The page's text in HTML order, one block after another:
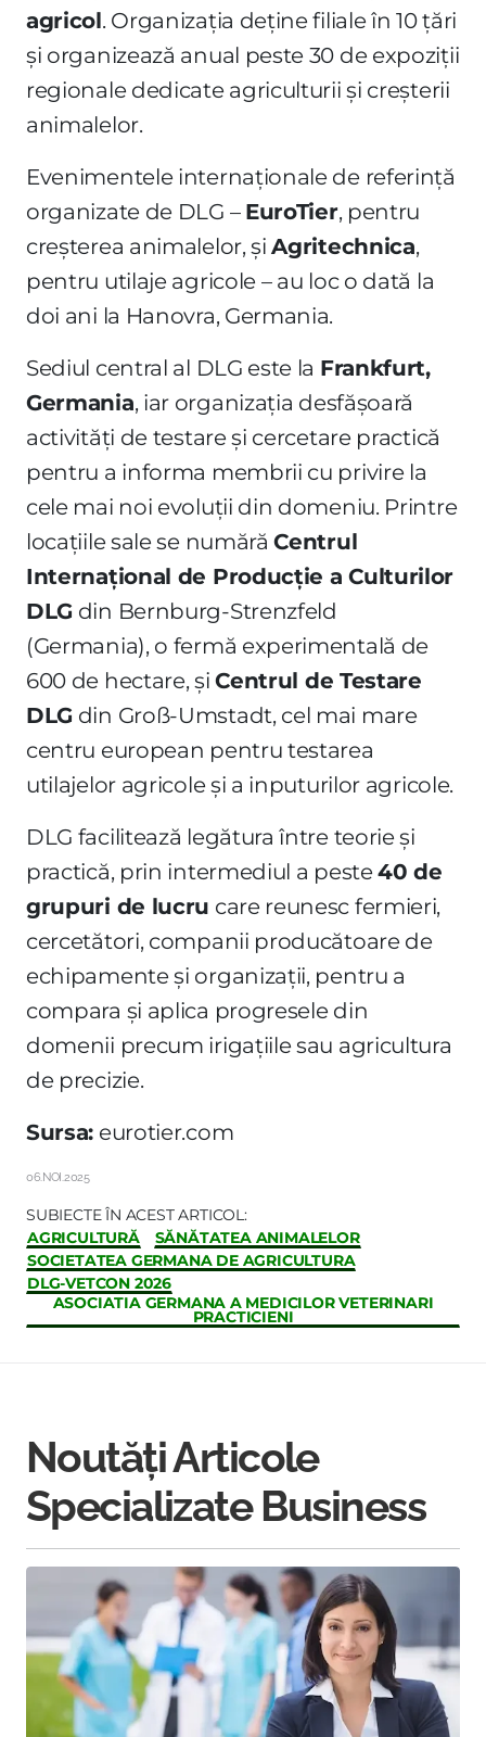
agricol. Organizația deține filiale în 10 țări
și organizează anual peste 30 de expoziții
regionale dedicate agriculturii și creșterii
animalelor.
Evenimentele internaționale de referință
organizate de DLG – EuroTier, pentru
creșterea animalelor, șiAgritechnica,
pentru utilaje agricole – au loc o dată la
doi ani la Hanovra, Germania.
Sediul central al DLG este la Frankfurt,
Germania, iar organizația desfășoară
activități de testare și cercetare practică
pentru a informa membrii cu privire la
cele mai noi evoluții din domeniu. Printre
locațiile sale se numărăCentrul
Internațional de Producție a Culturilor
DLG din Bernburg-Strenzfeld
(Germania), o fermă experimentală de
600 de hectare, șiCentrul de Testare
DLG din Groß-Umstadt, cel mai mare
centru european pentru testarea
utilajelor agricole și a inputurilor agricole.
DLG facilitează legătura între teorie și
practică, prin intermediul a peste40 de
grupuri de lucru care reunesc fermieri,
cercetători, companii producătoare de
echipamente și organizații, pentru a
compara și aplica progresele din
domenii precum irigațiile sau agricultura
de precizie.
Sursa: eurotier.com
06.NOI.2025
SUBIECTE ÎN ACEST ARTICOL:
AGRICULTURĂ
SĂNĂTATEA ANIMALELOR
SOCIETATEA GERMANA DE AGRICULTURA
DLG-VETCON 2026
ASOCIATIA GERMANA A MEDICILOR VETERINARI
PRACTICIENI
Noutăți Articole
Specializate Business